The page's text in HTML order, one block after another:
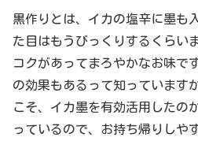
黒作りとは、イカの塩辛に墨も
た目はもうびっくりするくらい
コクがあってまろやかなお味で
の効果もあるって知っています
こそ、イカ墨を有効活用したの
っているので、お持ち帰りしや